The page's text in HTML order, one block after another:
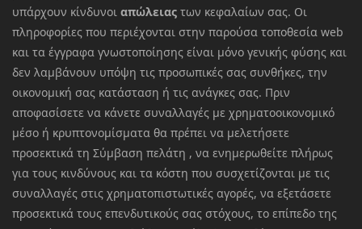
υπάρχουν κίνδυνοι απώλειας των κεφαλαίων σας. Οι
πληροφορίες που περιέχονται στην παρούσα τοποθεσία web
και τα έγγραφα γνωστοποίησης είναι μόνο γενικής φύσης και
δεν λαμβάνουν υπόψη τις προσωπικές σας συνθήκες, την
οικονομική σας κατάσταση ή τις ανάγκες σας. Πριν
αποφασίσετε να κάνετε συναλλαγές με χρηματοοικονομικό
μέσο ή κρυπτονομίσματα θα πρέπει να μελετήσετε
προσεκτικά τη Σύμβαση πελάτη , να ενημερωθείτε πλήρως
για τους κινδύνους και τα κόστη που συσχετίζονται με τις
συναλλαγές στις χρηματοπιστωτικές αγορές, να εξετάσετε
προσεκτικά τους επενδυτικούς σας στόχους, το επίπεδο της